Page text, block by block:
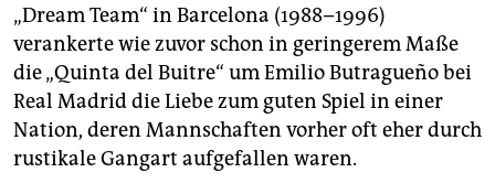
„Dream Team“ in Barcelona (1988–1996)
verankerte wie zuvor schon in geringerem Maße
die „Quinta del Buitre“ um Emilio Butragueño bei
Real Madrid die Liebe zum guten Spiel in einer
Nation, deren Mannschaften vorher oft eher durch
rustikale Gangart aufgefallen waren.